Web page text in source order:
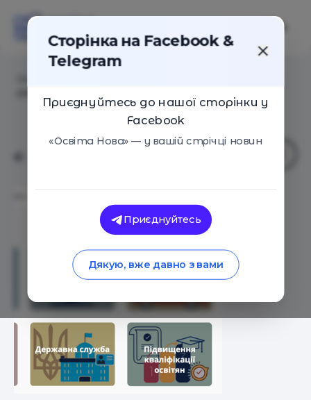
Сторінка на Facebook &
Telegram
Приєднуйтесь до нашої сторінки у
Facebook
«Освіта Нова» — у вашій стрічці новин
Приєднуйтесь
Дякую, вже давно з вами